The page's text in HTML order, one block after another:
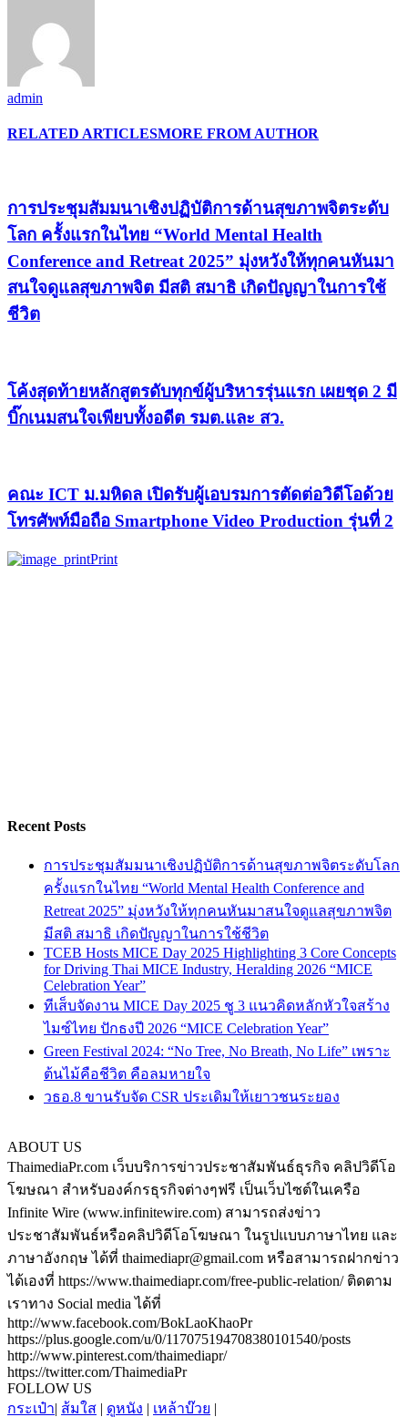
admin
RELATED ARTICLESMORE FROM AUTHOR
การประชุมสัมมนาเชิงปฏิบัติการด้านสุขภาพจิตระดับ
โลก ครั้งแรกในไทย “World Mental Health
Conference and Retreat 2025” มุ่งหวังให้ทุกคนหันมา
สนใจดูแลสุขภาพจิต มีสติ สมาธิ เกิดปัญญาในการใช้
ชีวิต
โค้งสุดท้ายหลักสูตรดับทุกข์ผู้บริหารรุ่นแรก เผยชุด 2 มี
บิ๊กเนมสนใจเพียบทั้งอดีต รมต.และ สว.
คณะ ICT ม.มหิดล เปิดรับผู้เอบรมการตัดต่อวิดีโอด้วย
โทรศัพท์มือถือ Smartphone Video Production รุ่นที่ 2
Print
Recent Posts
การประชุมสัมมนาเชิงปฏิบัติการด้านสุขภาพจิตระดับโลก
ครั้งแรกในไทย “World Mental Health Conference and
Retreat 2025” มุ่งหวังให้ทุกคนหันมาสนใจดูแลสุขภาพจิต
มีสติ สมาธิ เกิดปัญญาในการใช้ชีวิต
TCEB Hosts MICE Day 2025 Highlighting 3 Core Concepts
for Driving Thai MICE Industry, Heralding 2026 “MICE
Celebration Year”
ทีเส็บจัดงาน MICE Day 2025 ชู 3 แนวคิดหลักหัวใจสร้าง
ไมซ์ไทย ปักธงปี 2026 “MICE Celebration Year”
Green Festival 2024: “No Tree, No Breath, No Life” เพราะ
ต้นไม้คือชีวิต คือลมหายใจ
วธอ.8 ขานรับจัด CSR ประเดิมให้เยาวชนระยอง
ABOUT US
ThaimediaPr.com เว็บบริการข่าวประชาสัมพันธ์ธุรกิจ คลิปวิดีโอ
โฆษณา สำหรับองค์กรธุรกิจต่างๆฟรี เป็นเว็บไซต์ในเครือ
Infinite Wire (www.infinitewire.com) สามารถส่งข่าว
ประชาสัมพันธ์หรือคลิปวิดีโอโฆษณา ในรูปแบบภาษาไทย และ
ภาษาอังกฤษ ได้ที่ thaimediapr@gmail.com หรือสามารถฝากข่าว
ได้เองที่ https://www.thaimediapr.com/free-public-relation/ ติดตาม
เราทาง Social media ได้ที่
http://www.facebook.com/BokLaoKhaoPr
https://plus.google.com/u/0/117075194708380101540/posts
http://www.pinterest.com/thaimediapr/
https://twitter.com/ThaimediaPr
FOLLOW US
กระเป๋า| ส้มใส | ดูหนัง | เหล้าบ๊วย |